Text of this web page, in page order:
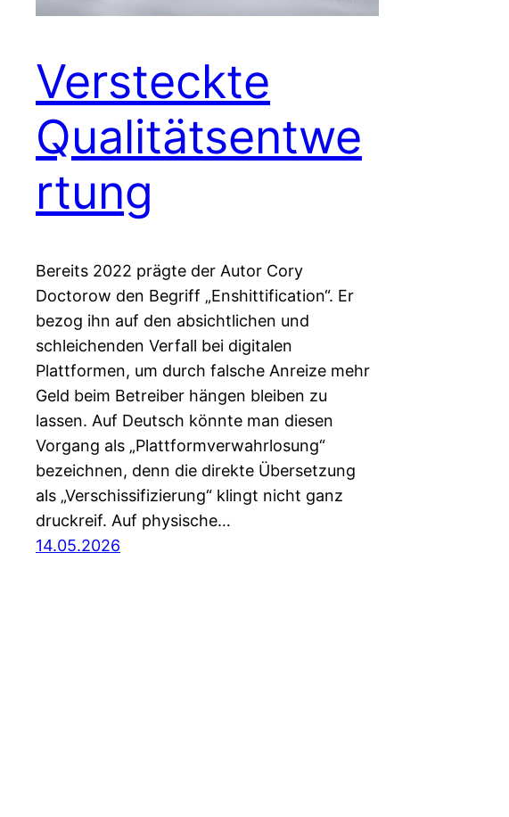
Versteckte
Qualitätsentwe
rtung
Bereits 2022 prägte der Autor Cory
Doctorow den Begriff „Enshittification“. Er
bezog ihn auf den absichtlichen und
schleichenden Verfall bei digitalen
Plattformen, um durch falsche Anreize mehr
Geld beim Betreiber hängen bleiben zu
lassen. Auf Deutsch könnte man diesen
Vorgang als „Plattformverwahrlosung“
bezeichnen, denn die direkte Übersetzung
als „Verschissifizierung“ klingt nicht ganz
druckreif. Auf physische…
14.05.2026